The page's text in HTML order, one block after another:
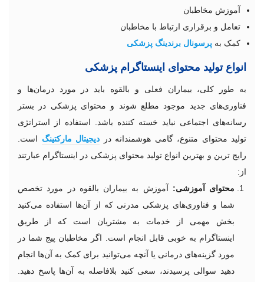
آموزش مخاطبان
تعامل و برقراری ارتباط با مخاطبان
کمک به پرسونال برندینگ پزشکی
انواع تولید محتوای اینستاگرام پزشکی
به طور کلی، بیماران فعلی و بالقوه باید در مورد درمان‌ها و
فناوری‌های جدید موجود مطلع شوند و محتوای پزشکی در بستر
رسانه‌های اجتماعی نباید خسته کننده باشد. استفاده از استراتژی
تولید محتوای متنوع، گامی هوشمندانه در دیجیتال مارکتینگ است.
رایج ترین و بهترین انواع تولید محتوای پزشکی در اینستاگرام عبارتند
از:
محتوای آموزشی: آموزش به بیماران بالقوه در مورد تخصص
شما و فناوری‌های پزشکی مدرنی که از آن‌ها استفاده می‌کنید
بخش مهمی از خدمات به مشتریان است که از طریق
اینستاگرام به خوبی قابل انجام است. اگر مخاطبان پیج شما در
مورد گزینه‌های درمانی یا آنچه می‌توانید برای کمک به آن‌ها انجام
دهید سوالی پرسیدند، سعی کنید بلافاصله به آن‌ها پاسخ دهید.